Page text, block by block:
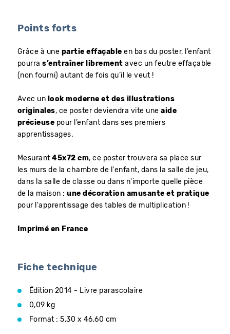
Points forts
Grâce à une partie effaçable en bas du poster, l’enfant
pourras’entraîner librement avec un feutre effaçable
(non fourni) autant de fois qu’il le veut !
Avec un look moderne et des illustrations
originales, ce poster deviendra vite uneaide
précieuse pour l’enfant dans ses premiers
apprentissages.
Mesurant45x72 cm, ce poster trouvera sa place sur
les murs de la chambre de l'enfant, dans la salle de jeu,
dans la salle de classe ou dans n'importe quelle pièce
de la maison :une décoration amusante et pratique
pour l'apprentissage des tables de multiplication !
Imprimé en France
Fiche technique
Édition 2014 - Livre parascolaire
0,09 kg
Format : 5,30 x 46,60 cm